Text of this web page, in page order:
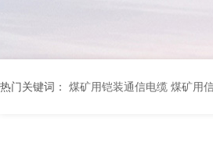
热门关键词： 煤矿用铠装通信电缆 煤矿用信号电缆 煤矿用通信电缆 矿用阻燃通信电缆 矿用监控电缆 矿用通信电缆 橡套软